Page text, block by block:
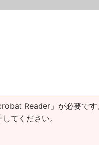
Reader」が必要です
てください。